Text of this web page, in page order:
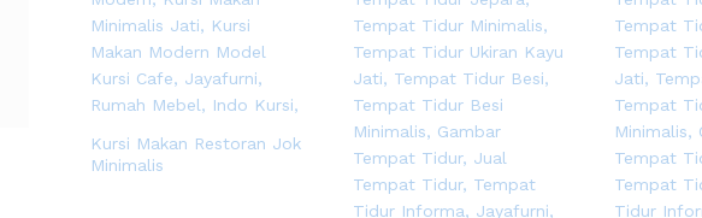
Kursi Makan Restoran Jok
Minimalis